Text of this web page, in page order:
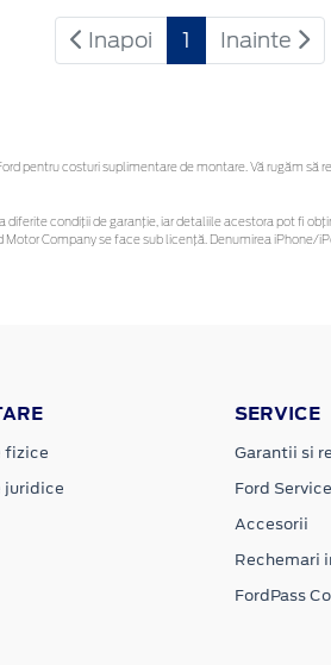
Inapoi 1 Inainte
pentru costuri suplimentare de montare. Vă rugăm
condiții de garanție, iar detaliile acestora pot fi
Company se face sub licență. Denumirea
fizice
juridice
SERVICE
Garantii si
Ford
Accesorii
Rechemari
FordPass